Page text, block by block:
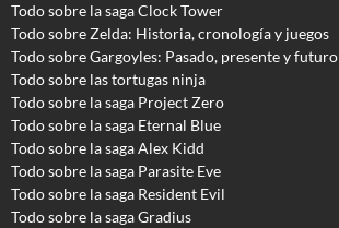
Todo sobre la saga Clock Tower
Todo sobre Zelda: Historia, cronología y juegos
Todo sobre Gargoyles: Pasado, presente y futuro
Todo sobre las tortugas ninja
Todo sobre la saga Project Zero
Todo sobre la saga Eternal Blue
Todo sobre la saga Alex Kidd
Todo sobre la saga Parasite Eve
Todo sobre la saga Resident Evil
Todo sobre la saga Gradius